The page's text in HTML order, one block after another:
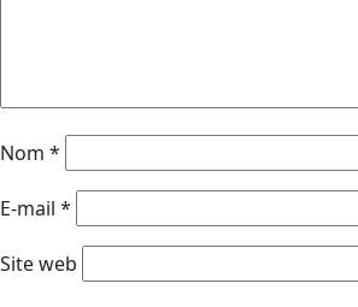
Nom *
E-mail *
Site web